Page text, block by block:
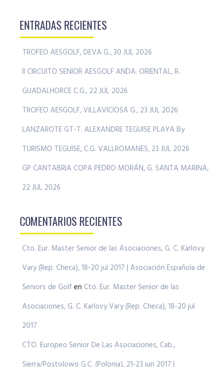
ENTRADAS RECIENTES
TROFEO AESGOLF, DEVA G., 30 JUL 2026
II CIRCUITO SENIOR AESGOLF ANDA. ORIENTAL, R.
GUADALHORCE C.G., 22 JUL 2026
TROFEO AESGOLF, VILLAVICIOSA G., 23 JUL 2026
LANZAROTE GT-T. ALEXANDRE TEGUISE PLAYA By
TURISMO TEGUISE, C.G. VALLROMANES, 23 JUL 2026
GP CANTABRIA COPA PEDRO MORÁN, G. SANTA MARINA,
22 JUL 2026
COMENTARIOS RECIENTES
Cto. Eur. Master Senior de las Asociaciones, G. C. Karlovy
Vary (Rep. Checa), 18-20 jul 2017 | Asociación Española de
Seniors de Golf en Cto. Eur. Master Senior de las
Asociaciones, G. C. Karlovy Vary (Rep. Checa), 18-20 jul
2017
CTO. Europeo Senior De Las Asociaciones, Cab.,
Sierra/Postolowo G.C. (Polonia), 21-23 jun 2017 |